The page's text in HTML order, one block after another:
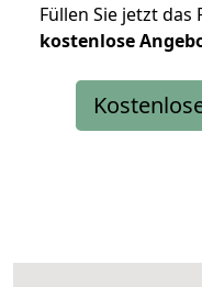
Füllen Sie jetzt
kostenlose